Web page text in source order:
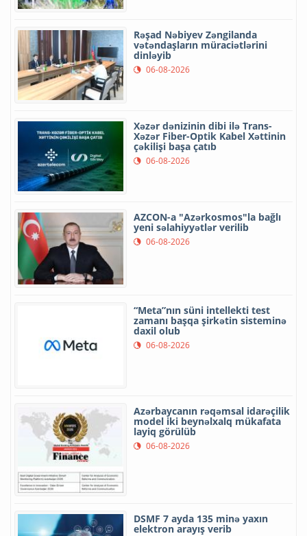
Rəşad Nəbiyev Zəngilanda
vətəndaşların müraciətlərini
dinləyib
06-08-2026
Xəzər dənizinin dibi ilə Trans-
Xəzər Fiber-Optik Kabel Xəttinin
çəkilişi başa çatıb
06-08-2026
AZCON-a "Azərkosmos"la bağlı
yeni səlahiyyətlər verilib
06-08-2026
“Meta”nın süni intellekti test
zamanı başqa şirkətin sisteminə
daxil olub
06-08-2026
Azərbaycanın rəqəmsal idarəçilik
model iki beynəlxalq mükafata
layiq görülüb
06-08-2026
DSMF 7 ayda 135 minə yaxın
elektron arayış verib